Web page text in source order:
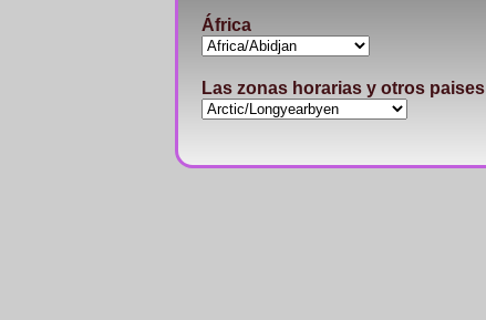
África
Las zonas horarias y otros paises